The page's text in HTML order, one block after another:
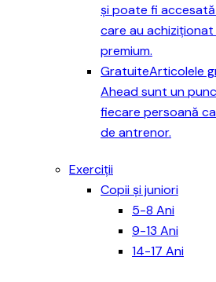
și poate fi
care au
premium.
GratuiteArticolele
Ahead sunt un
fiecare persoană
de antrenor.
Exerciții
Copii și juniori
5-8 Ani
9-13 Ani
14-17 Ani